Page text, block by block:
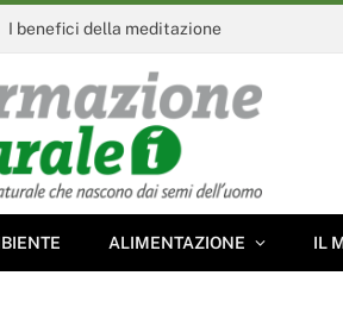
I benefici della meditazione
ALIMENTAZIONE IL